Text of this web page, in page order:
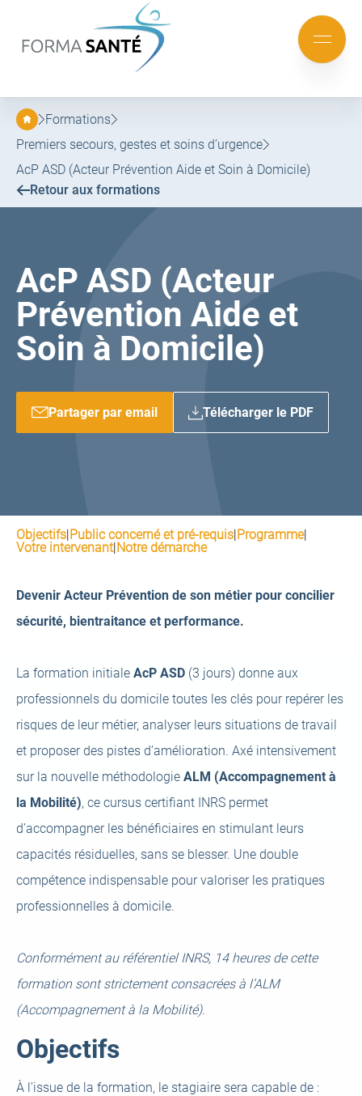
au
menu
au
contenu
Mobile
menu
Formations
Premiers secours, gestes et soins d’urgence
AcP ASD (Acteur Prévention Aide et Soin à Domicile)
Retour aux formations
AcP ASD (Acteur
Prévention Aide et
Soin à Domicile)
Partager par email Télécharger le PDF
Objectifs|Public concerné et pré-requis|Programme|
Votre intervenant|Notre démarche
Devenir Acteur Prévention de son métier pour concilier
sécurité, bientraitance et performance.
La formation initiale AcP ASD (3 jours) donne aux
professionnels du domicile toutes les clés pour repérer les
risques de leur métier, analyser leurs situations de travail
et proposer des pistes d’amélioration. Axé intensivement
sur la nouvelle méthodologie ALM (Accompagnement à
la Mobilité), ce cursus certifiant INRS permet
d’accompagner les bénéficiaires en stimulant leurs
capacités résiduelles, sans se blesser. Une double
compétence indispensable pour valoriser les pratiques
professionnelles à domicile.
Conformément au référentiel INRS, 14 heures de cette
formation sont strictement consacrées à l’ALM
(Accompagnement à la Mobilité).
Objectifs
À l’issue de la formation, le stagiaire sera capable de :